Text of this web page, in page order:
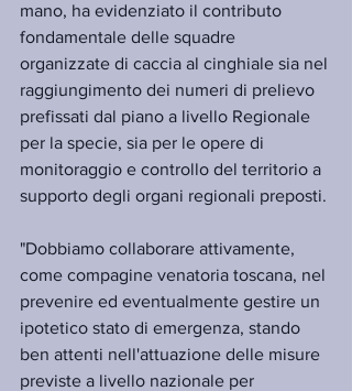
mano, ha evidenziato il contributo
fondamentale delle squadre
organizzate di caccia al cinghiale sia nel
raggiungimento dei numeri di prelievo
prefissati dal piano a livello Regionale
per la specie, sia per le opere di
monitoraggio e controllo del territorio a
supporto degli organi regionali preposti.
"Dobbiamo collaborare attivamente,
come compagine venatoria toscana, nel
prevenire ed eventualmente gestire un
ipotetico stato di emergenza, stando
ben attenti nell'attuazione delle misure
previste a livello nazionale per